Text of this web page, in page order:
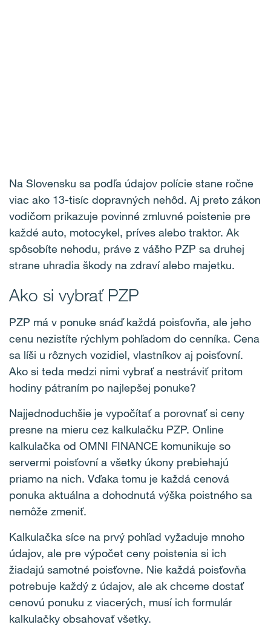
Na Slovensku sa podľa údajov polície stane ročne
viac ako 13-tisíc dopravných nehôd. Aj preto zákon
vodičom prikazuje povinné zmluvné poistenie pre
každé auto, motocykel, príves alebo traktor. Ak
spôsobíte nehodu, práve z vášho PZP sa druhej
strane uhradia škody na zdraví alebo majetku.
Ako si vybrať PZP
PZP má v ponuke snáď každá poisťovňa, ale jeho
cenu nezistíte rýchlym pohľadom do cenníka. Cena
sa líši u rôznych vozidiel, vlastníkov aj poisťovní.
Ako si teda medzi nimi vybrať a nestráviť pritom
hodiny pátraním po najlepšej ponuke?
Najjednoduchšie je vypočítať a porovnať si ceny
presne na mieru cez kalkulačku PZP. Online
kalkulačka od OMNI FINANCE komunikuje so
servermi poisťovní a všetky úkony prebiehajú
priamo na nich. Vďaka tomu je každá cenová
ponuka aktuálna a dohodnutá výška poistného sa
nemôže zmeniť.
Kalkulačka síce na prvý pohľad vyžaduje mnoho
údajov, ale pre výpočet ceny poistenia si ich
žiadajú samotné poisťovne. Nie každá poisťovňa
potrebuje každý z údajov, ale ak chceme dostať
cenovú ponuku z viacerých, musí ich formulár
kalkulačky obsahovať všetky.